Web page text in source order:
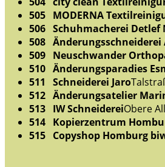
505 MODERNA
506 Schuhmacherei Detlef
508 Änderungsschneiderei
509 Neuschwander
510 Änderungsparadies
511 Schneiderei Jaro
512 Änderungsatelier
513 IW SchneidereiObere
514 Kopierzentrum
515 Copyshop Homburg